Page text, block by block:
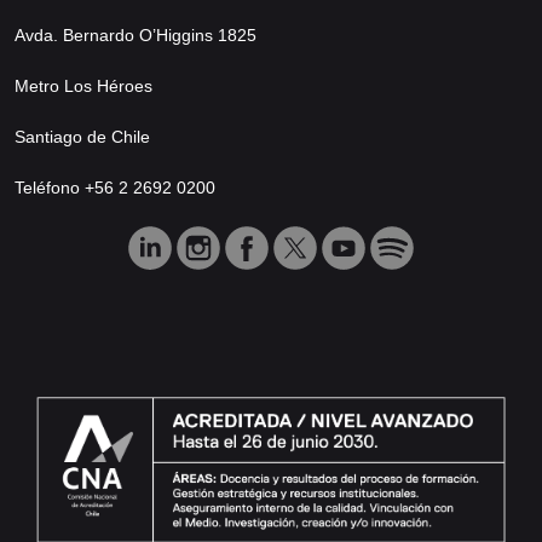
Avda. Bernardo O’Higgins 1825
Metro Los Héroes
Santiago de Chile
Teléfono +56 2 2692 0200